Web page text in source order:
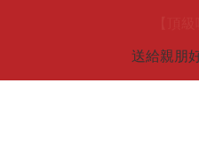
送給親朋